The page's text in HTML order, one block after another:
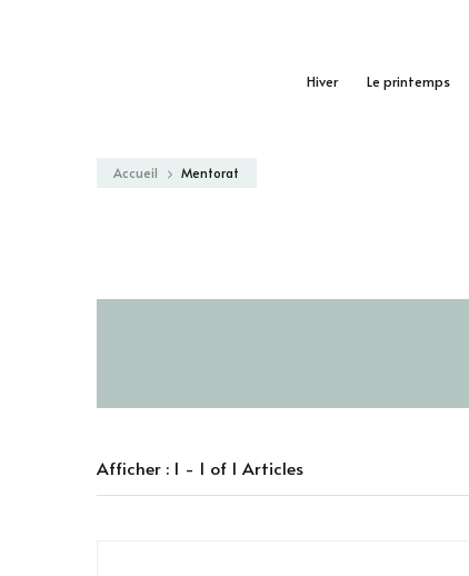
Hiver Le printemps
Accueil Mentorat
Afficher : 1 - 1 of 1 Articles